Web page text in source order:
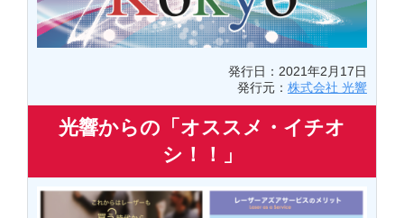
発行日：2021年2月17日
発行元： 株式会社 光響
光響からの「オススメ・イチオ
シ！！」